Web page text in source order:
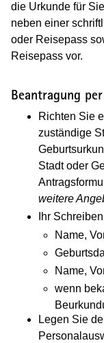
die Urkunde für
neben einer
oder Reisepass
Reisepass vor.
Beantragung
Richten Sie
zuständige
Stadt oder
weitere
Ihr
Name,
Name,
wenn
Legen Sie